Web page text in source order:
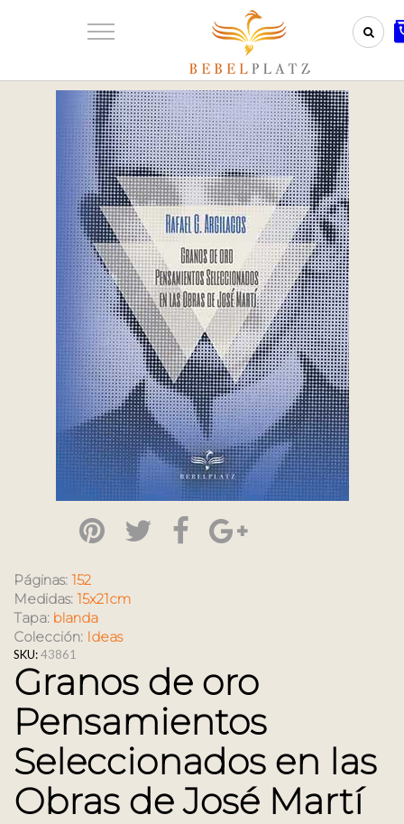
Páginas: 152
Medidas: 15x21cm
Tapa: blanda
Colección: Ideas
SKU:43861
Granos de oro
Pensamientos
Seleccionados en las
Obras de José Martí